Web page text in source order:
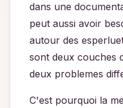
dans une
peut aussi avoir
autour des
sont deux couches
deux problemes
C'est pourquoi la